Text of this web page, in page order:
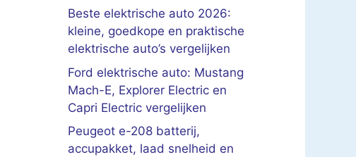
Beste elektrische auto 2026:
kleine, goedkope en praktische
elektrische auto’s vergelijken
Ford elektrische auto: Mustang
Mach-E, Explorer Electric en
Capri Electric vergelijken
Peugeot e-208 batterij,
accupakket, laad snelheid en